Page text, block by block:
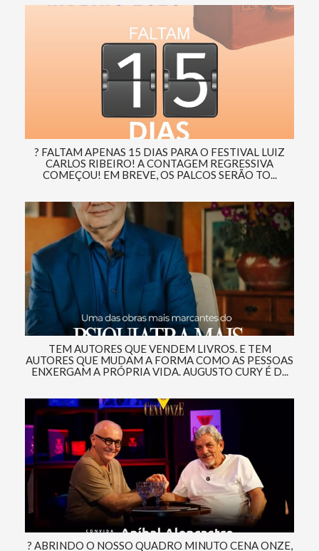
? FALTAM APENAS 15 DIAS PARA O FESTIVAL LUIZ
CARLOS RIBEIRO! A CONTAGEM REGRESSIVA
COMEÇOU! EM BREVE, OS PALCOS SERÃO TO...
TEM AUTORES QUE VENDEM LIVROS. E TEM
AUTORES QUE MUDAM A FORMA COMO AS PESSOAS
ENXERGAM A PRÓPRIA VIDA. AUGUSTO CURY É D...
? ABRINDO O NOSSO QUADRO MINUTO CENA ONZE,